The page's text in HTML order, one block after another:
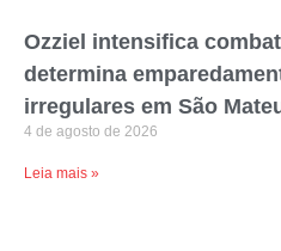
Ozziel intensifica
determina
irregulares em São
4 de agosto de 2026
Leia mais »